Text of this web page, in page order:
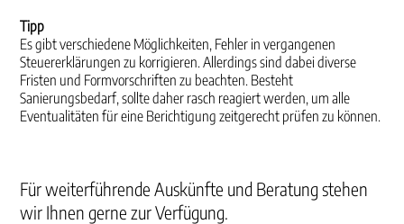
Tipp
Es gibt verschiedene Möglichkeiten, Fehler in vergangenen
Steuererklärungen zu korrigieren. Allerdings sind dabei diverse
Fristen und Formvorschriften zu beachten. Besteht
Sanierungsbedarf, sollte daher rasch reagiert werden, um alle
Eventualitäten für eine Berichtigung zeitgerecht prüfen zu können.
Für weiterführende Auskünfte und Beratung stehen
wir Ihnen gerne zur Verfügung.